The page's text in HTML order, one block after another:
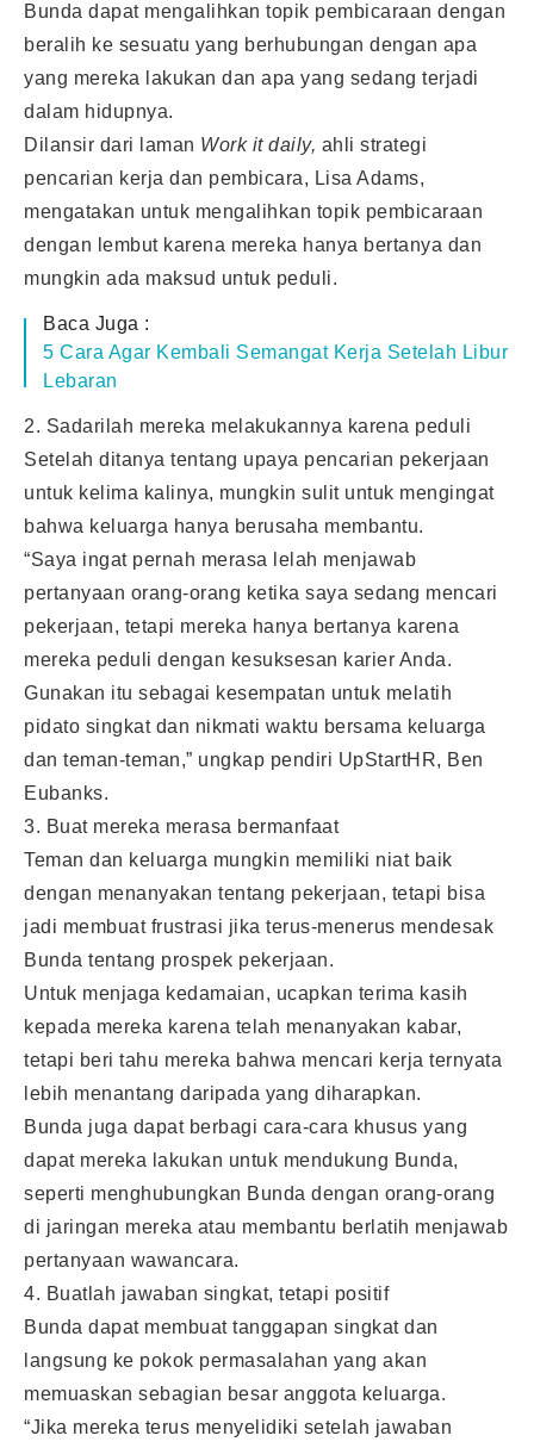
Bunda dapat mengalihkan topik pembicaraan dengan
beralih ke sesuatu yang berhubungan dengan apa
yang mereka lakukan dan apa yang sedang terjadi
dalam hidupnya.
Dilansir dari laman Work it daily, ahli strategi
pencarian kerja dan pembicara, Lisa Adams,
mengatakan untuk mengalihkan topik pembicaraan
dengan lembut karena mereka hanya bertanya dan
mungkin ada maksud untuk peduli.
Baca Juga :
5 Cara Agar Kembali Semangat Kerja Setelah Libur
Lebaran
2. Sadarilah mereka melakukannya karena peduli
Setelah ditanya tentang upaya pencarian pekerjaan
untuk kelima kalinya, mungkin sulit untuk mengingat
bahwa keluarga hanya berusaha membantu.
“Saya ingat pernah merasa lelah menjawab
pertanyaan orang-orang ketika saya sedang mencari
pekerjaan, tetapi mereka hanya bertanya karena
mereka peduli dengan kesuksesan karier Anda.
Gunakan itu sebagai kesempatan untuk melatih
pidato singkat dan nikmati waktu bersama keluarga
dan teman-teman,” ungkap pendiri UpStartHR, Ben
Eubanks.
3. Buat mereka merasa bermanfaat
Teman dan keluarga mungkin memiliki niat baik
dengan menanyakan tentang pekerjaan, tetapi bisa
jadi membuat frustrasi jika terus-menerus mendesak
Bunda tentang prospek pekerjaan.
Untuk menjaga kedamaian, ucapkan terima kasih
kepada mereka karena telah menanyakan kabar,
tetapi beri tahu mereka bahwa mencari kerja ternyata
lebih menantang daripada yang diharapkan.
Bunda juga dapat berbagi cara-cara khusus yang
dapat mereka lakukan untuk mendukung Bunda,
seperti menghubungkan Bunda dengan orang-orang
di jaringan mereka atau membantu berlatih menjawab
pertanyaan wawancara.
4. Buatlah jawaban singkat, tetapi positif
Bunda dapat membuat tanggapan singkat dan
langsung ke pokok permasalahan yang akan
memuaskan sebagian besar anggota keluarga.
“Jika mereka terus menyelidiki setelah jawaban